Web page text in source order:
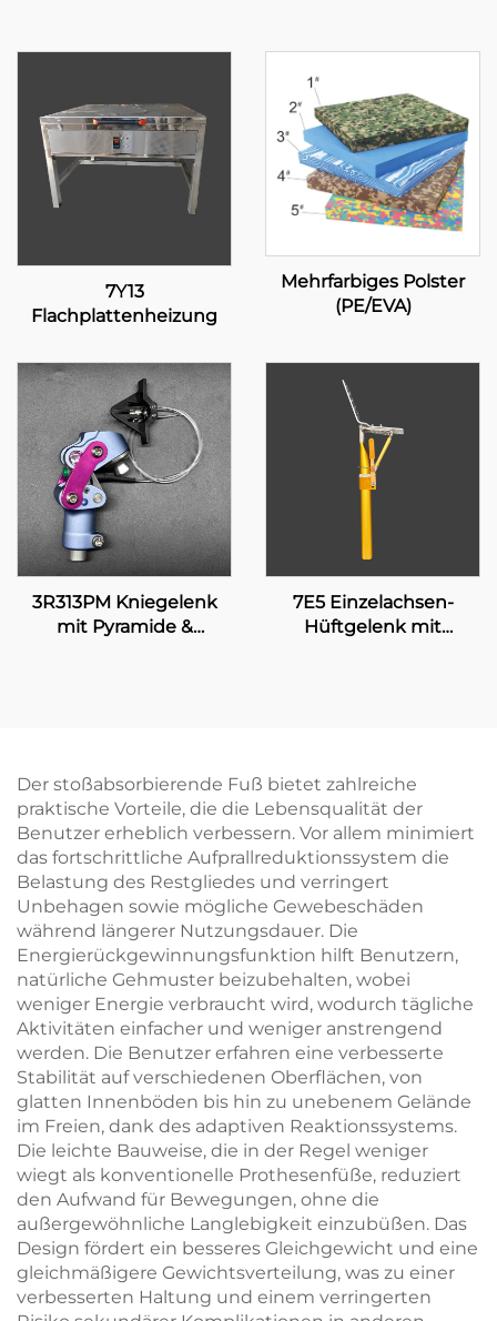
7Y13
Flachplattenheizung
Mehrfarbiges Polster
(PE/EVA)
3R313PM Kniegelenk
mit Pyramide &
7E5 Einzelachsen-
Hüftgelenk mit
Der stoßabsorbierende Fuß bietet zahlreiche
praktische Vorteile, die die Lebensqualität der
Benutzer erheblich verbessern. Vor allem minimiert
das fortschrittliche Aufprallreduktionssystem die
Belastung des Restgliedes und verringert
Unbehagen sowie mögliche Gewebeschäden
während längerer Nutzungsdauer. Die
Energierückgewinnungsfunktion hilft Benutzern,
natürliche Gehmuster beizubehalten, wobei
weniger Energie verbraucht wird, wodurch tägliche
Aktivitäten einfacher und weniger anstrengend
werden. Die Benutzer erfahren eine verbesserte
Stabilität auf verschiedenen Oberflächen, von
glatten Innenböden bis hin zu unebenem Gelände
im Freien, dank des adaptiven Reaktionssystems.
Die leichte Bauweise, die in der Regel weniger
wiegt als konventionelle Prothesenfüße, reduziert
den Aufwand für Bewegungen, ohne die
außergewöhnliche Langlebigkeit einzubüßen. Das
Design fördert ein besseres Gleichgewicht und eine
gleichmäßigere Gewichtsverteilung, was zu einer
verbesserten Haltung und einem verringerten